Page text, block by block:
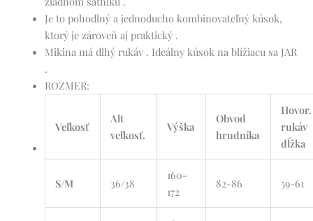
Je to pohodlný a jednoducho kombinovateľný kúsok,
ktorý je zároveň aj praktický .
Mikina má dlhý rukáv . Ideálny kúsok na blížiacu sa JAR
.
ROZMER:
Veľkosť
Alt
veľkosť.
Výška
Obvod
hrudníka
Hovor.
rukáv
dĺžka
S/M 36/38
160-
172
82-86 59-61